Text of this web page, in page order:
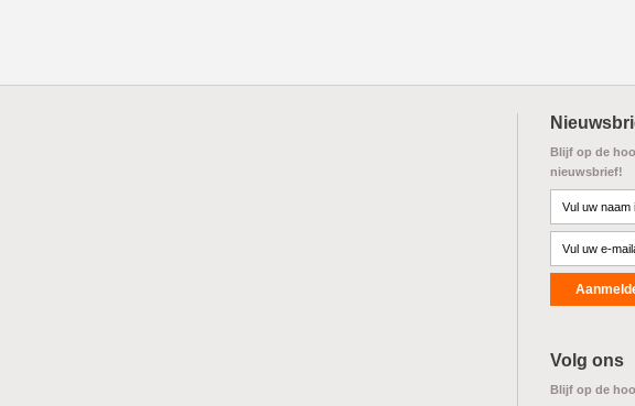
Blijf op de
nieuwsbrief!
Volg ons
Blijf op de